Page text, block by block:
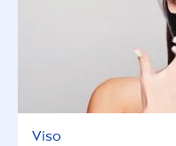
Viso